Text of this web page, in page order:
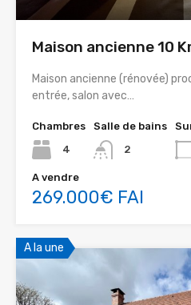
Maison ancienne 10
Maison ancienne (rénovée)
entrée, salon avec…
Chambres
4
Salle de bains
2
A vendre
269.000€ FAI
A la une